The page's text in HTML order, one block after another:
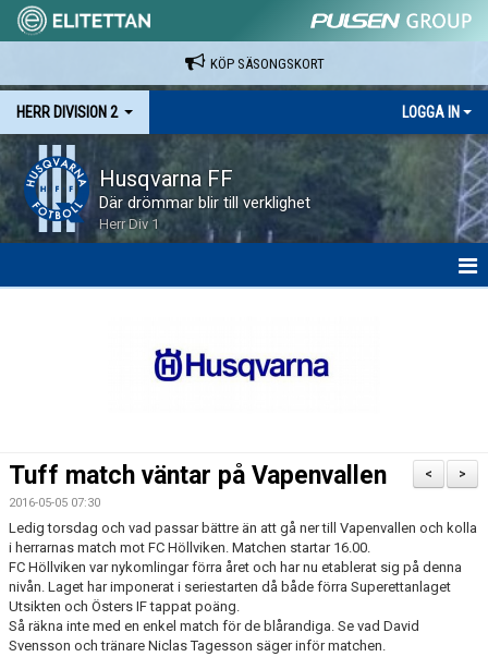
KÖP SÄSONGSKORT
HERR DIVISION 2 LOGGA IN
Husqvarna FF
Där drömmar blir till verklighet
Herr Div 1
MATCHER
>
<
Tuff match väntar på Vapenvallen
2016-05-05 07:30
Ledig torsdag och vad passar bättre än att gå ner till Vapenvallen och kolla
i herrarnas match mot FC Höllviken. Matchen startar 16.00.
FC Höllviken var nykomlingar förra året och har nu etablerat sig på denna
nivån. Laget har imponerat i seriestarten då både förra Superettanlaget
Utsikten och Östers IF tappat poäng.
Så räkna inte med en enkel match för de blårandiga. Se vad David
Svensson och tränare Niclas Tagesson säger inför matchen.